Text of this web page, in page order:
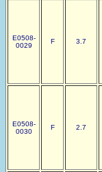
E0508-
0029
F 3.7
E0508-
0030
F 2.7